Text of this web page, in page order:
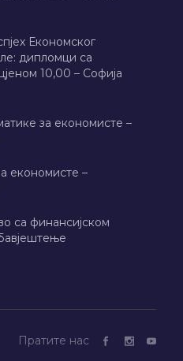
Економског
дипломци са
10,00 – Софија
за економисте –
економисте –
са финансијском
Пратите нас